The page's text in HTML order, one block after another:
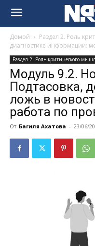
Домой
Раздел 2. Роль
диагностике информации:
Раздел 2. Роль критического
Модуль 9.2.
Подтасовка,
ложь в
работа по
От Багиля Ахатова - 23/06/